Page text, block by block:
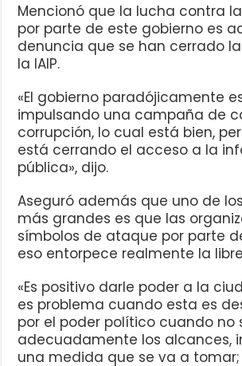
Mencionó que la lucha contra
por parte de este gobierno es
denuncia que se han cerrado
la IAIP.
«El gobierno paradójicamente
impulsando una campaña de
corrupción, lo cual está bien,
está cerrando el acceso a la
pública», dijo.
Aseguró además que uno de
más grandes es que las
símbolos de ataque por parte
eso entorpece realmente la
«Es positivo darle poder a la
es problema cuando esta es
por el poder político cuando no
adecuadamente los alcances,
una medida que se va a